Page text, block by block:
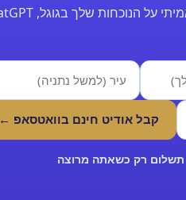
קבל אודיט חינם בוואטסאפ ←